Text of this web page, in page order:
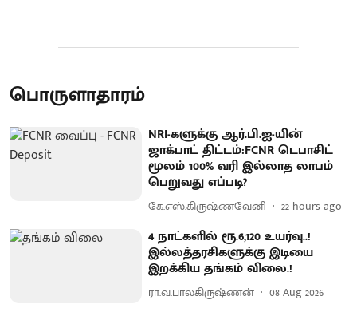
பொருளாதாரம்
NRI-களுக்கு ஆர்.பி.ஐ-யின்
ஜாக்பாட் திட்டம்:FCNR டெபாசிட்
மூலம் 100% வரி இல்லாத லாபம்
பெறுவது எப்படி?
கே.எஸ்.கிருஷ்ணவேனி 22 hours ago
4 நாட்களில் ரூ.6,120 உயர்வு..!
இல்லத்தரசிகளுக்கு இடியை
இறக்கிய தங்கம் விலை.!
ரா.வ.பாலகிருஷ்ணன் 08 Aug 2026